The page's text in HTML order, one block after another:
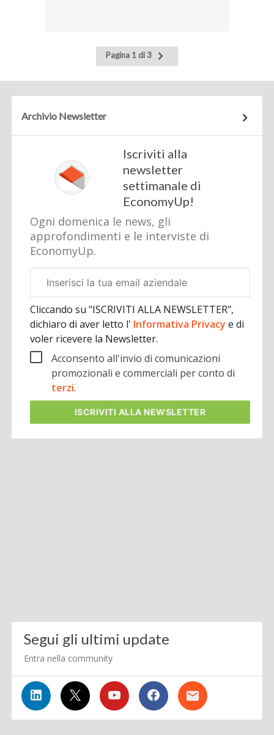
Pagina 1 di 3
Pagina
successiva
Archivio Newsletter
Iscriviti alla
newsletter
settimanale di
EconomyUp!
Ogni domenica le news, gli
approfondimenti e le interviste di
EconomyUp.
aziendale
Cliccando su "ISCRIVITI ALLA NEWSLETTER",
dichiaro di aver letto l' Informativa Privacye di
voler ricevere la Newsletter.
Acconsento all'invio di comunicazioni
promozionali e commerciali per conto di
terzi.
ISCRIVITI ALLA NEWSLETTER
Segui gli ultimi update
Entra nella community